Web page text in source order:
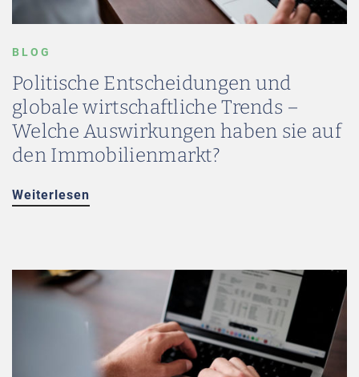
BLOG
Politische Entscheidungen und
globale wirtschaftliche Trends –
Welche Auswirkungen haben sie auf
den Immobilienmarkt?
Weiterlesen